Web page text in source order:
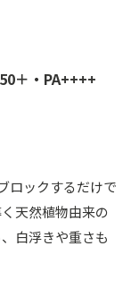
＋・PA++++
ロックするだけで
天然植物由来の
白浮きや重さも